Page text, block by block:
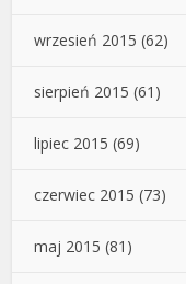
wrzesień 2015 (62)
sierpień 2015 (61)
lipiec 2015 (69)
czerwiec 2015 (73)
maj 2015 (81)